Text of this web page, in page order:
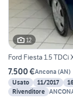
12
Ford Fiesta 1.5 TDCi
7.500 €Ancona (AN)
Usato
11/2017
Rivenditore